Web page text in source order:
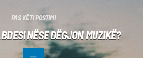
PAS KËTI POSTIMI
NËSE DËGJON MUZIKË?